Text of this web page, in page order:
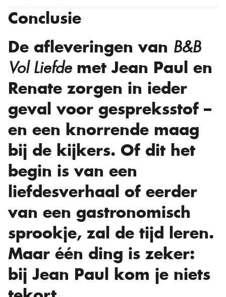
Conclusie
De afleveringen van B&B
Vol Liefdemet Jean Paul en
Renate zorgen in ieder
geval voor gespreksstof –
en een knorrende maag
bij de kijkers. Of dit het
begin is van een
liefdesverhaal of eerder
van een gastronomisch
sprookje, zal de tijd leren.
Maar één ding is zeker:
bij Jean Paul kom je niets